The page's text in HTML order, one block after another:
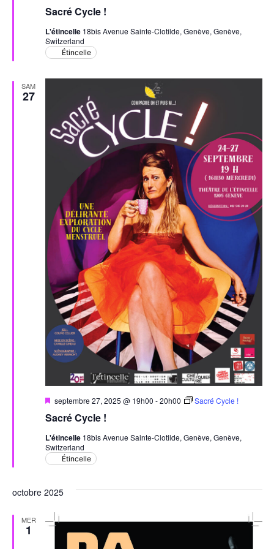
Sacré Cycle !
avant
L'étincelle 18bis Avenue Sainte-Clotilde, Genève, Genève,
Switzerland
Étincelle
SAM
27
Sacré Cycle !
Mis
avant
septembre 27, 2025 @ 19h00 -20h00 Sacré Cycle !
L'étincelle 18bis Avenue Sainte-Clotilde, Genève, Genève,
Switzerland
Étincelle
octobre 2025
MER
1